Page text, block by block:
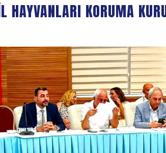
KORUMA